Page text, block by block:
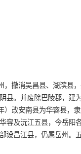
撤消吴昌县、湖滨县，
县。并废除巴陵郡，建
改安南县为华容县，
容及沅江五县，今岳阳
设昌江县，仍属岳州。